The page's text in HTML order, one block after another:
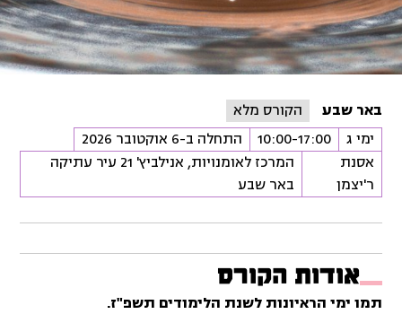
אודות הקורס
תמו ימי הראיונות לשנת הלימודים תשפ"ז.
באר שבע
הקורס מלא
ימי ג
10:00-17:00
התחלה ב-6 אוקטובר 2026
אסנת
ר'יצמן
המרכז לאומנויות, אנילביץ' 21 עיר עתיקה
באר שבע